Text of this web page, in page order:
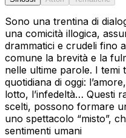
Sono una trentina di
una comicità illogica,
drammatici e crudeli fino
comune la brevità e la
nelle ultime parole. I temi
quotidiana di oggi:
lotto, l’infedeltà… Questi
scelti, possono formare
uno spettacolo “misto”,
sentimenti umani